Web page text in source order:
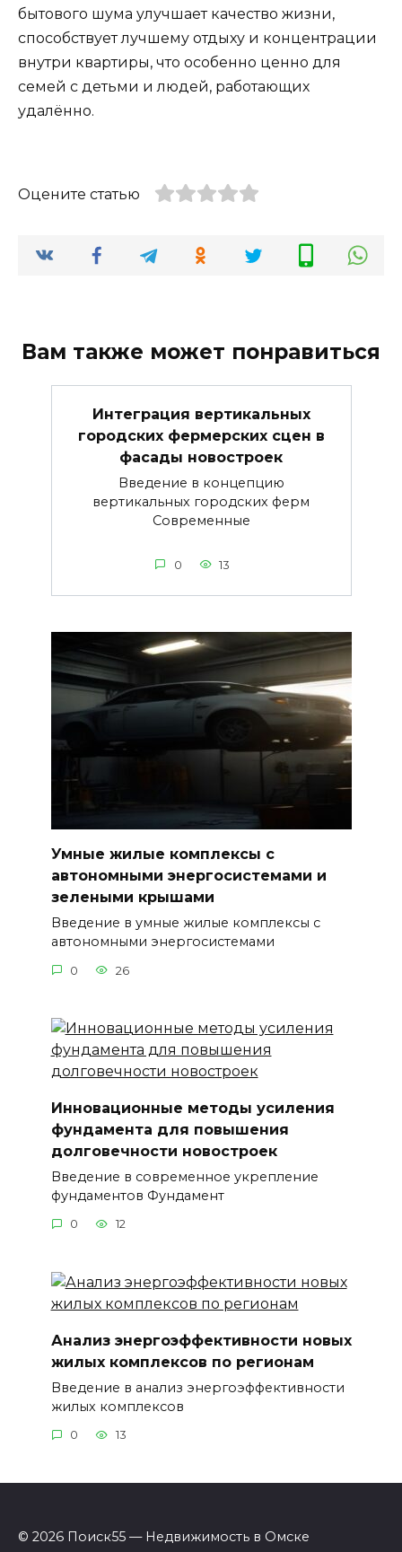
бытового шума улучшает качество жизни,
способствует лучшему отдыху и концентрации
внутри квартиры, что особенно ценно для
семей с детьми и людей, работающих
удалённо.
Оцените статью
Вам также может понравиться
Интеграция вертикальных
городских фермерских сцен в
фасады новостроек
Введение в концепцию
вертикальных городских ферм
Современные
0 13
Умные жилые комплексы с
автономными энергосистемами и
зелеными крышами
Введение в умные жилые комплексы с
автономными энергосистемами
0 26
Инновационные методы усиления
фундаментa для повышения
долговечности новостроек
Введение в современное укрепление
фундаментов Фундамент
0 12
Анализ энергоэффективности новых
жилых комплексов по регионам
Введение в анализ энергоэффективности
жилых комплексов
0 13
© 2026 Поиск55 — Недвижимость в Омске